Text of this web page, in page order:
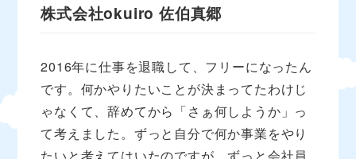
株式会社okuiro 佐伯真郷
2016年に仕事を退職して、フリーになったん
です。何かやりたいことが決まってたわけじ
ゃなくて、辞めてから「さぁ何しようか」っ
て考えました。ずっと自分で何か事業をやり